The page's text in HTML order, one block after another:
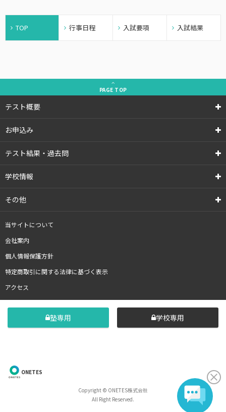
TOP 行事日程 入試要項 入試結果
PAGE TOP
テスト概要
お申込み
テスト結果・過去問
学校情報
その他
当サイトについて
会社案内
個人情報保護方針
特定商取引に関する法律に基づく表示
アクセス
塾専用 学校専用
ONETES
Copyright © ONETES株式会社
All Right Reserved.